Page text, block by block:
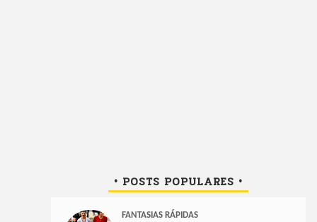
• POSTS POPULARES •
FANTASIAS RÁPIDAS